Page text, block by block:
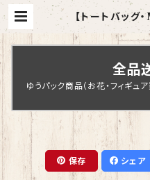
【トートバッグ
【型番 BM-132
PIArt しまえな
|
全品
ゆうパック商品（お花・フィギュ
保存 シェア